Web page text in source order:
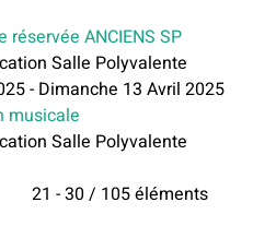
ANCIENS SP
Salle Polyvalente
- Dimanche 13 Avril 2025
musicale
Salle Polyvalente
21 - 30 / 105 éléments